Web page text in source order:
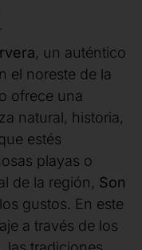
, un auténtico
el noreste de la
ofrece una
natural, historia,
estés
playas o
de la región, Son
gustos. En este
a través de los